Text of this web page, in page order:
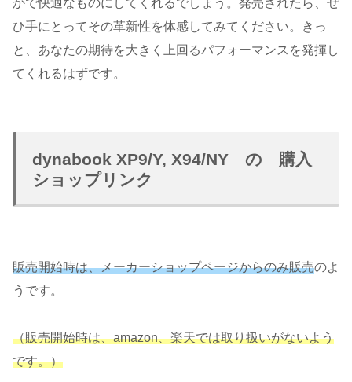
ひ手にとってその革新性を体感してみてください。きっ
と、あなたの期待を大きく上回るパフォーマンスを発揮し
てくれるはずです。
dynabook XP9/Y, X94/NY の 購入
ショップリンク
販売開始時は、メーカーショップページからのみ販売のよ
うです。
（販売開始時は、amazon、楽天では取り扱いがないよう
です。）